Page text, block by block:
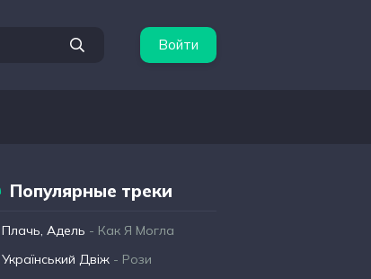
Войти
Популярные треки
Плачь, Адель - Как Я Могла
Український Двіж - Рози